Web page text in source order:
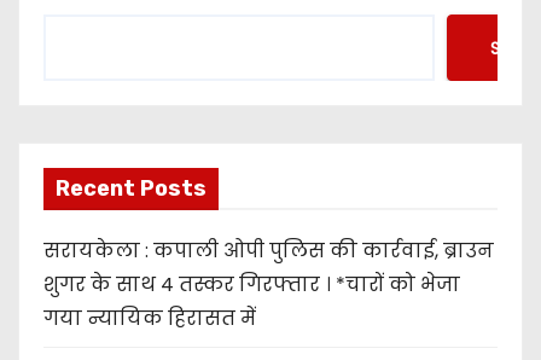
Recent Posts
सरायकेला : कपाली ओपी पुलिस की कार्रवाई, ब्राउन
शुगर के साथ 4 तस्कर गिरफ्तार । *चारों को भेजा
गया न्यायिक हिरासत में